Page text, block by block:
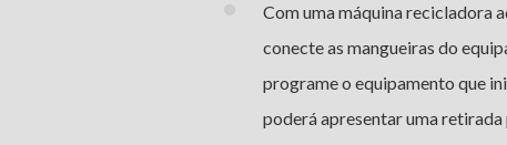
Com uma máquina recicladora
conecte as mangueiras do
programe o equipamento que
poderá apresentar uma